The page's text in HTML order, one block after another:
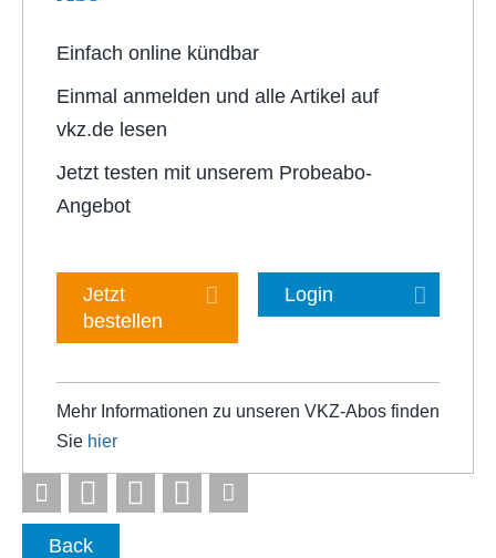
Einfach online kündbar
Einmal anmelden und alle Artikel auf
vkz.de lesen
Jetzt testen mit unserem Probeabo-
Angebot
Jetzt
bestellen
Login
Mehr Informationen zu unseren VKZ-Abos finden
Sie hier
Back